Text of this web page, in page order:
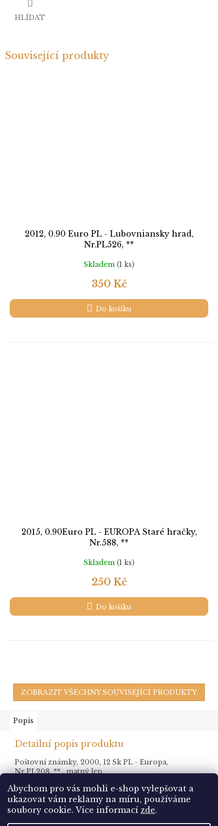
Abychom pro vás mohli e-shop vylepšovat a
ukazovat vám reklamy na míru, používáme
soubory cookie. Více informací zde.
HLÍDAT
Související produkty
2012, 0.90 Euro PL - Lubovniansky hrad,
Nr.PL526, **
Skladem (1 ks)
350 Kč
Do košíku
2015, 0.90Euro PL - EUROPA Staré hračky,
Nr.588, **
Skladem (1 ks)
250 Kč
Do košíku
ZOBRAZIT VŠECHNY SOUVISEJÍCÍ PRODUKTY
Popis
Detailní popis produktu
Poštovní známky, 2000, 12 Sk PL - Europa,
Nr.PL208, ** , matný lep